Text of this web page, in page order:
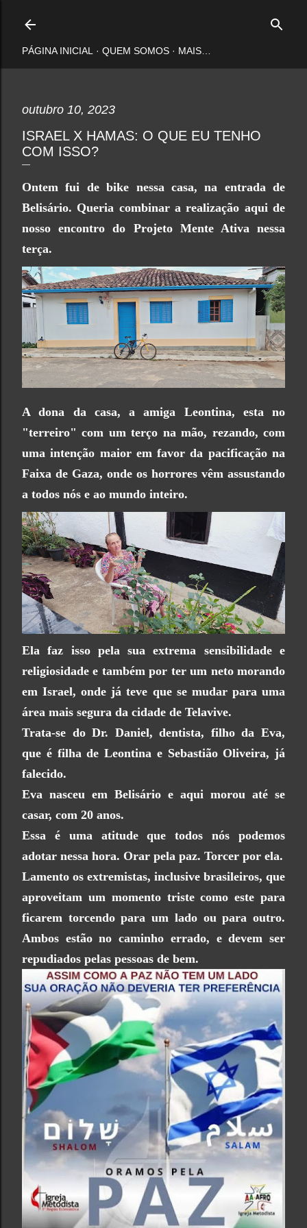
PÁGINA INICIAL QUEM SOMOS MAIS…
outubro 10, 2023
ISRAEL X HAMAS: O QUE EU TENHO
COM ISSO?
Ontem fui de bike nessa casa, na entrada de
Belisário. Queria combinar a realização aqui de
nosso encontro do Projeto Mente Ativa nessa
terça.
A dona da casa, a amiga Leontina, esta no
"terreiro" com um terço na mão, rezando, com
uma intenção maior em favor da pacificação na
Faixa de Gaza, onde os horrores vêm assustando
a todos nós e ao mundo inteiro.
Ela faz isso pela sua extrema sensibilidade e
religiosidade e também por ter um neto morando
em Israel, onde já teve que se mudar para uma
área mais segura da cidade de Telavive.
Trata-se do Dr. Daniel, dentista, filho da Eva,
que é filha de Leontina e Sebastião Oliveira, já
falecido.
Eva nasceu em Belisário e aqui morou até se
casar, com 20 anos.
Essa é uma atitude que todos nós podemos
adotar nessa hora. Orar pela paz. Torcer por ela.
Lamento os extremistas, inclusive brasileiros, que
aproveitam um momento triste como este para
ficarem torcendo para um lado ou para outro.
Ambos estão no caminho errado, e devem ser
repudiados pelas pessoas de bem.